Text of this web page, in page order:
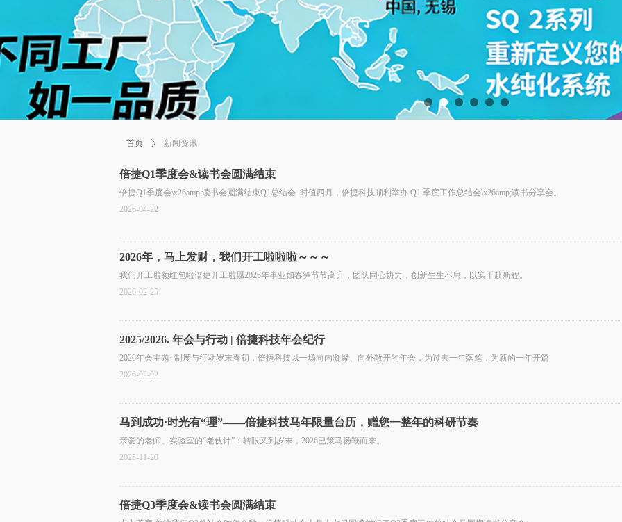
首页 ꄲ 新闻资讯
倍捷Q1季度会&读书会圆满结束
倍捷Q1季度会\x26amp;读书会圆满结束Q1总结会 时值四月，倍捷科技顺利举办 Q1 季度工作总结会\x26amp;读书分享会。
2026-04-22
2026年，马上发财，我们开工啦啦啦～～～
我们开工啦领红包啦倍捷开工啦愿2026年事业如春笋节节高升，团队同心协力，创新生生不息，以实干赴新程。
2026-02-25
2025/2026. 年会与行动 | 倍捷科技年会纪行
2026年会主题· 制度与行动岁末春初，倍捷科技以一场向内凝聚、向外敞开的年会，为过去一年落笔，为新的一年开篇
2026-02-02
马到成功·时光有“理”——倍捷科技马年限量台历，赠您一整年的科研节奏
亲爱的老师、实验室的“老伙计”：转眼又到岁末，2026已策马扬鞭而来。
2025-11-20
倍捷Q3季度会&读书会圆满结束